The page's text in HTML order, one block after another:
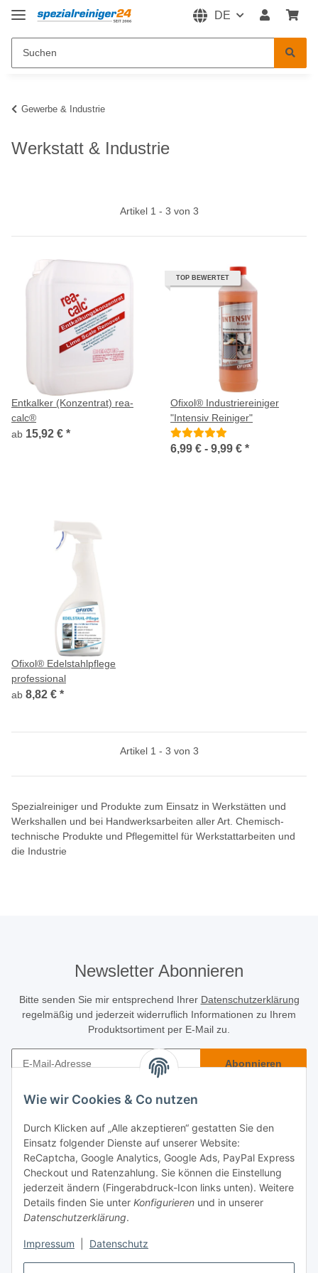
Wie wir Cookies & Co nutzen
Durch Klicken auf „Alle akzeptieren“ gestatten Sie den
Einsatz folgender Dienste auf unserer Website:
ReCaptcha, Google Analytics, Google Ads, PayPal Express
Checkout und Ratenzahlung. Sie können die Einstellung
jederzeit ändern (Fingerabdruck-Icon links unten). Weitere
Details finden Sie unter Konfigurieren und in unserer
Datenschutzerklärung.
Impressum Datenschutz
DE
Gewerbe & Industrie
Werkstatt & Industrie
Artikel 1 - 3 von 3
Entkalker (Konzentrat) rea-
calc®
ab 15,92 € *
TOP BEWERTET
Ofixol® Industriereiniger
"Intensiv Reiniger"
6,99 € - 9,99 € *
Ofixol® Edelstahlpflege
professional
ab 8,82 € *
Artikel 1 - 3 von 3
Spezialreiniger und Produkte zum Einsatz in Werkstätten und
Werkshallen und bei Handwerksarbeiten aller Art. Chemisch-
technische Produkte und Pflegemittel für Werkstattarbeiten und
die Industrie
Newsletter Abonnieren
Bitte senden Sie mir entsprechend Ihrer Datenschutzerklärung
regelmäßig und jederzeit widerruflich Informationen zu Ihrem
Produktsortiment per E-Mail zu.
Abonnieren
Informatives
Rechtliches